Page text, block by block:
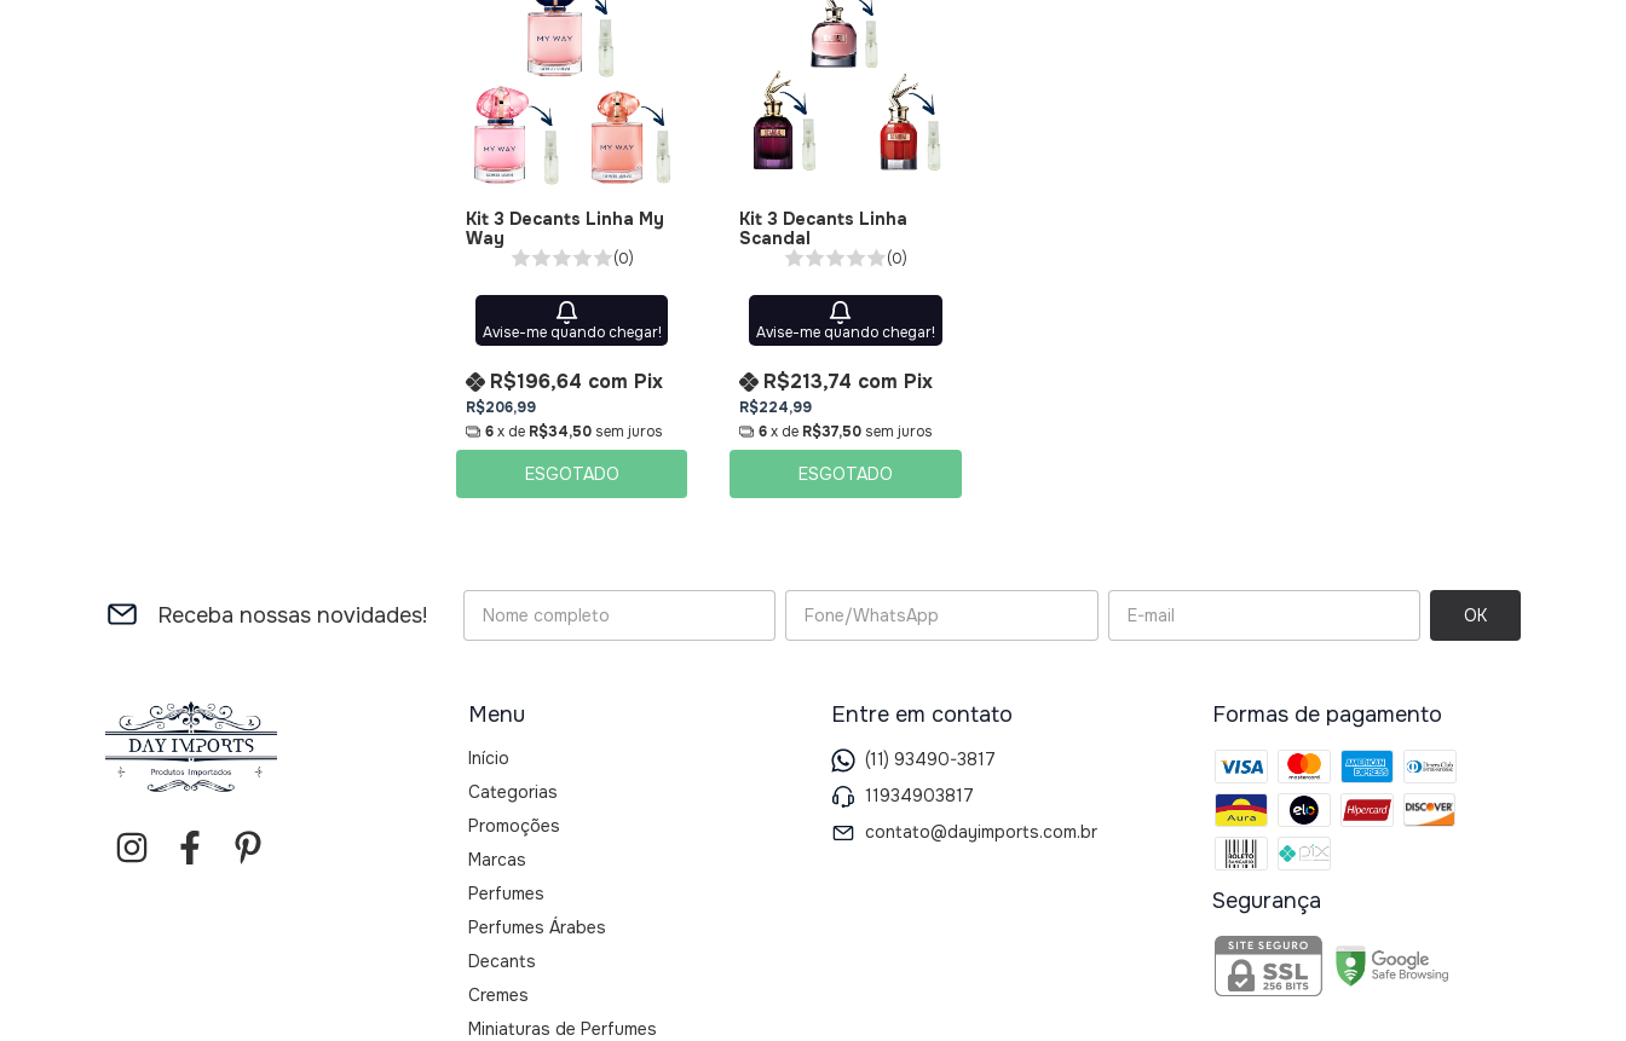
Kit 3 Decants Linha My
Way
(0)
Avise-me quando chegar!
R$206,99
R$196,64 com Pix
6x de R$34,50 sem juros
ESGOTADO
Kit 3 Decants Linha
Scandal
(0)
Avise-me quando chegar!
R$224,99
R$213,74 com Pix
6 x de R$37,50 sem juros
ESGOTADO
Receba nossas novidades!
Menu
Início
Categorias
Promoções
Marcas
Perfumes
Perfumes Árabes
Decants
Cremes
Miniaturas de Perfumes
Entre em contato
(11) 93490-3817
11934903817
contato@dayimports.com.br
Formas de pagamento
Segurança